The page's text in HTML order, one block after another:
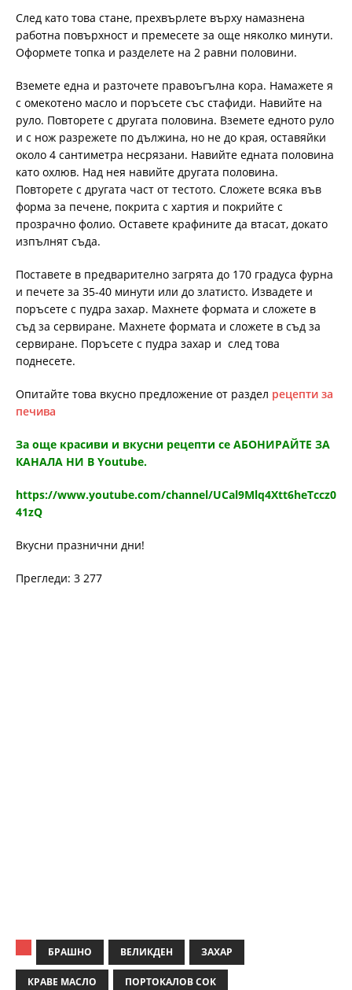
След като това стане, прехвърлете върху намазнена
работна повърхност и премесете за още няколко минути.
Оформете топка и разделете на 2 равни половини.
Вземете една и разточете правоъгълна кора. Намажете я
с омекотено масло и поръсете със стафиди. Навийте на
руло. Повторете с другата половина. Вземете едното руло
и с нож разрежете по дължина, но не до края, оставяйки
около 4 сантиметра несрязани. Навийте едната половина
като охлюв. Над нея навийте другата половина.
Повторете с другата част от тестото. Сложете всяка във
форма за печене, покрита с хартия и покрийте с
прозрачно фолио. Оставете крафините да втасат, докато
изпълнят съда.
Поставете в предварително загрята до 170 градуса фурна
и печете за 35-40 минути или до златисто. Извадете и
поръсете с пудра захар. Махнете формата и сложете в
съд за сервиране. Махнете формата и сложете в съд за
сервиране. Поръсете с пудра захар и след това
поднесете.
Опитайте това вкусно предложение от раздел рецепти за
печива
За още красиви и вкусни рецепти се АБОНИРАЙТЕ ЗА
КАНАЛА НИ В Youtube.
https://www.youtube.com/channel/UCal9Mlq4Xtt6heTccz0
41zQ
Вкусни празнични дни!
Прегледи: 3 277
БРАШНО ВЕЛИКДЕН ЗАХАР
КРАВЕ МАСЛО ПОРТОКАЛОВ СОК